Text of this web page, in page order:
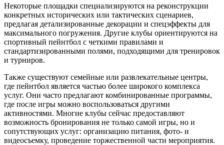
Некоторые площадки специализируются на реконструкции
конкретных исторических или тактических сценариев,
предлагая детализированные декорации и спецэффекты для
максимального погружения. Другие клубы ориентируются на
спортивный пейнтбол с четкими правилами и
стандартизированными полями, подходящими для тренировок
и турниров.
Также существуют семейные или развлекательные центры,
где пейнтбол является частью более широкого комплекса
услуг. Они часто предлагают комбинированные программы,
где после игры можно воспользоваться другими
активностями. Многие клубы сейчас предоставляют
возможность бронирования не только самой игры, но и
сопутствующих услуг: организацию питания, фото- и
видеосъемку, проведение торжественной части мероприятия.